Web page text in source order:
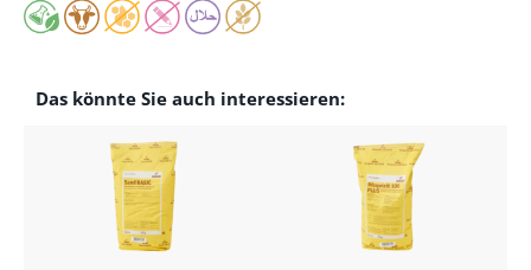
Das könnte Sie auch interessieren: